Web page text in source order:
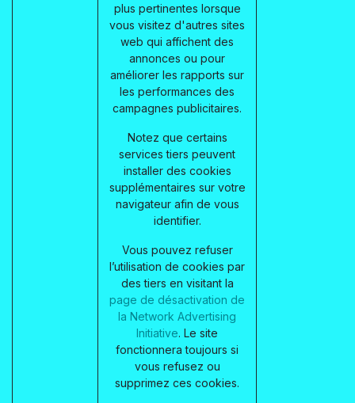
plus pertinentes lorsque
vous visitez d'autres sites
web qui affichent des
annonces ou pour
améliorer les rapports sur
les performances des
campagnes publicitaires.
Notez que certains
services tiers peuvent
installer des cookies
supplémentaires sur votre
navigateur afin de vous
identifier.
Vous pouvez refuser
l’utilisation de cookies par
des tiers en visitant la
page de désactivation de
la Network Advertising
Initiative. Le site
fonctionnera toujours si
vous refusez ou
supprimez ces cookies.